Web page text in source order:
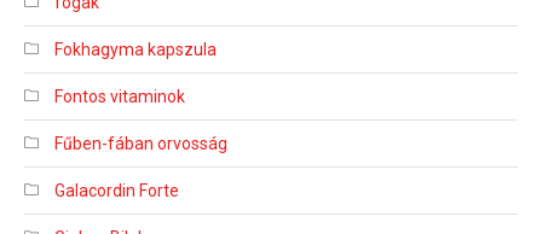
Fokhagyma kapszula
Fontos vitaminok
Fűben-fában orvosság
Galacordin Forte